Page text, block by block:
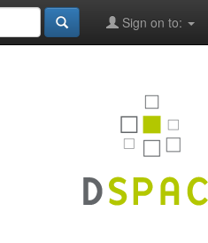
Sign on to: